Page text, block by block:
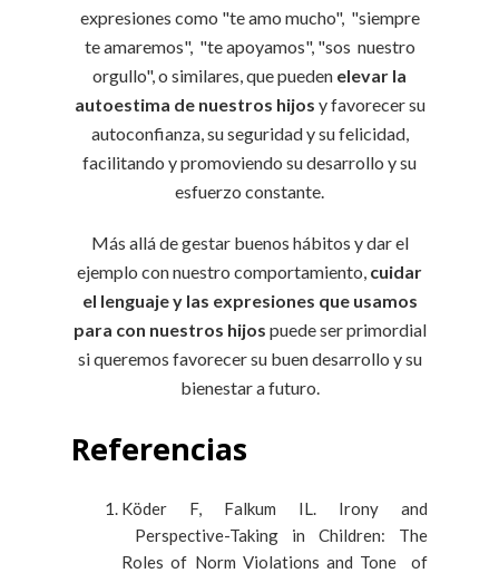
expresiones como "te amo mucho", "siempre
te amaremos", "te apoyamos", "sos nuestro
orgullo", o similares, que pueden elevar la
autoestima de nuestros hijos y favorecer su
autoconfianza, su seguridad y su felicidad,
facilitando y promoviendo su desarrollo y su
esfuerzo constante.
Más allá de gestar buenos hábitos y dar el
ejemplo con nuestro comportamiento, cuidar
el lenguaje y las expresiones que usamos
para con nuestros hijos puede ser primordial
si queremos favorecer su buen desarrollo y su
bienestar a futuro.
Referencias
Köder F, Falkum IL. Irony and
Perspective-Taking in Children: The
Roles of Norm Violations and Tone of